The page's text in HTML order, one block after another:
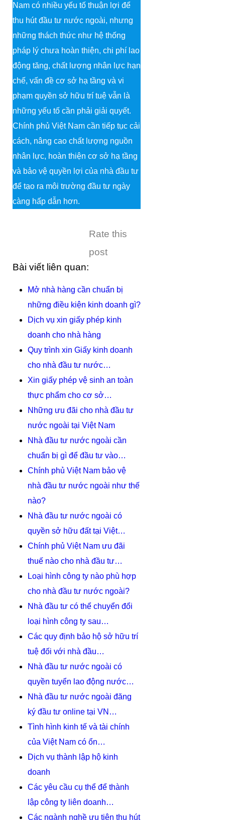
Nam có nhiều yếu tố thuận lợi để
thu hút đầu tư nước ngoài, nhưng
những thách thức như hệ thống
pháp lý chưa hoàn thiện, chi phí lao
động tăng, chất lượng nhân lực hạn
chế, vấn đề cơ sở hạ tầng và vi
phạm quyền sở hữu trí tuệ vẫn là
những yếu tố cần phải giải quyết.
Chính phủ Việt Nam cần tiếp tục cải
cách, nâng cao chất lượng nguồn
nhân lực, hoàn thiện cơ sở hạ tầng
và bảo vệ quyền lợi của nhà đầu tư
để tạo ra môi trường đầu tư ngày
càng hấp dẫn hơn.
Rate this
post
Bài viết liên quan:
Mở nhà hàng cần chuẩn bị
những điều kiện kinh doanh gì?
Dịch vụ xin giấy phép kinh
doanh cho nhà hàng
Quy trình xin Giấy kinh doanh
cho nhà đầu tư nước…
Xin giấy phép vệ sinh an toàn
thực phẩm cho cơ sở…
Những ưu đãi cho nhà đầu tư
nước ngoài tại Việt Nam
Nhà đầu tư nước ngoài cần
chuẩn bị gì để đầu tư vào…
Chính phủ Việt Nam bảo vệ
nhà đầu tư nước ngoài như thế
nào?
Nhà đầu tư nước ngoài có
quyền sở hữu đất tại Việt…
Chính phủ Việt Nam ưu đãi
thuế nào cho nhà đầu tư…
Loại hình công ty nào phù hợp
cho nhà đầu tư nước ngoài?
Nhà đầu tư có thể chuyển đổi
loại hình công ty sau…
Các quy định bảo hộ sở hữu trí
tuệ đối với nhà đầu…
Nhà đầu tư nước ngoài có
quyền tuyển lao động nước…
Nhà đầu tư nước ngoài đăng
ký đầu tư online tại VN…
Tình hình kinh tế và tài chính
của Việt Nam có ổn…
Dịch vụ thành lập hộ kinh
doanh
Các yêu cầu cụ thể để thành
lập công ty liên doanh…
Các ngành nghề ưu tiên thu hút